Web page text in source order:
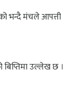
भन्दै मंचले आपत्ती
उल्लेख छ ।